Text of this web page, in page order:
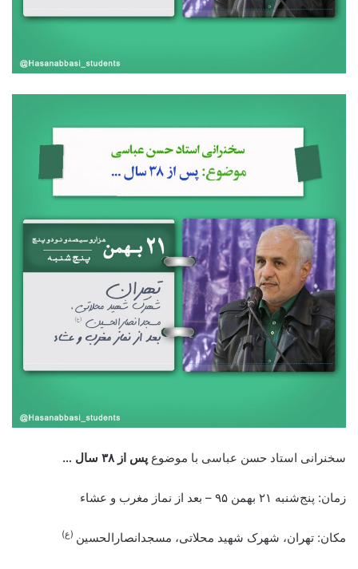
سخنرانی استاد حسن عباسی با موضوع پس از ۳۸ سال …
زمان: پنج‌شنبه ۲۱ بهمن ۹۵ – بعد از نماز مغرب و عشاء
مکان: تهران، شهرک شهید محلاتی، مسجدانصارالحسین (ع)